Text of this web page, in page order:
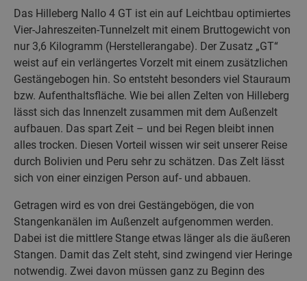
Das Hilleberg Nallo 4 GT ist ein auf Leichtbau optimiertes
Vier-Jahreszeiten-Tunnelzelt mit einem Bruttogewicht von
nur 3,6 Kilogramm (Herstellerangabe). Der Zusatz „GT“
weist auf ein verlängertes Vorzelt mit einem zusätzlichen
Gestängebogen hin. So entsteht besonders viel Stauraum
bzw. Aufenthaltsfläche. Wie bei allen Zelten von Hilleberg
lässt sich das Innenzelt zusammen mit dem Außenzelt
aufbauen. Das spart Zeit – und bei Regen bleibt innen
alles trocken. Diesen Vorteil wissen wir seit unserer Reise
durch Bolivien und Peru sehr zu schätzen. Das Zelt lässt
sich von einer einzigen Person auf- und abbauen.
Getragen wird es von drei Gestängebögen, die von
Stangenkanälen im Außenzelt aufgenommen werden.
Dabei ist die mittlere Stange etwas länger als die äußeren
Stangen. Damit das Zelt steht, sind zwingend vier Heringe
notwendig. Zwei davon müssen ganz zu Beginn des